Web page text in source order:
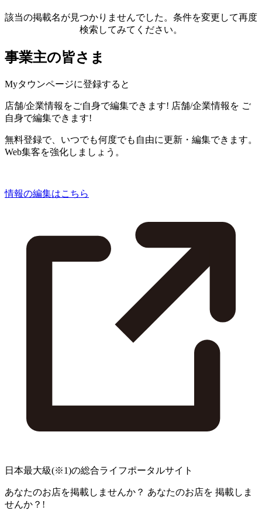
該当の掲載名が見つかりませんでした。条件を変更して再度
検索してみてください。
事業主の皆さま
Myタウンページに登録すると
店舗/企業情報をご自身で編集できます! 店舗/企業情報を ご
自身で編集できます!
無料登録で、いつでも何度でも自由に更新・編集できます。
Web集客を強化しましょう。
情報の編集はこちら
日本最大級(※1)の総合ライフポータルサイト
あなたのお店を掲載しませんか？ あなたのお店を 掲載しま
せんか？!